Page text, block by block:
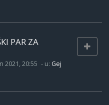
PAR ZA
2021, 20:55 - u: Gej